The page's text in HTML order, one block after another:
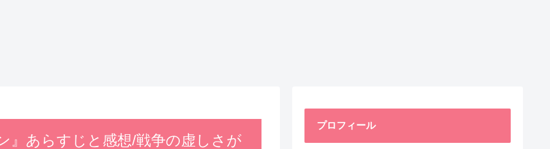
』あらすじと感想/戦争の虚しさが
プロフィール